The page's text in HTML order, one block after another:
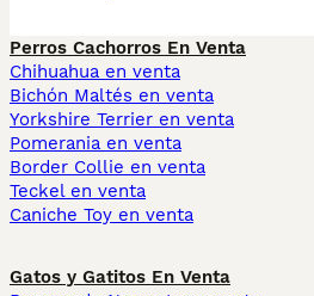
Perros Cachorros En Venta
Chihuahua en venta
Bichón Maltés en venta
Yorkshire Terrier en venta
Pomerania en venta
Border Collie en venta
Teckel en venta
Caniche Toy en venta
Gatos y Gatitos En Venta